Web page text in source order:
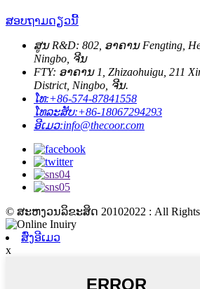
ສອບຖາມດຽວນີ້
ສູນ R&D: 802, ອາຄານ Fengting,
Ningbo, ຈີນ
FTY: ອາຄານ 1, Zhizaohuigu, 211
District, Ningbo, ຈີນ.
ໂທ:+86-574-87841558
ໂທລະສັບ:+86-18067294293
ອີເມວ:info@thecoor.com
© ສະຫງວນລິຂະສິດ 20102022 : All Rights
ສົ່ງອີເມວ
x